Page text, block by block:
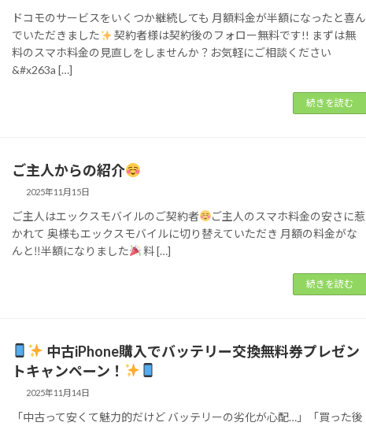
ドコモのサービスをいくつか継続しても 月額料金が半額になったと喜ん
でいただきました
契約者様は契約後のフォロー無料です!! まずは無
料のスマホ料金の見直しをしませんか？お気軽にご相談ください
&#x263a […]
続きを読む
ご主人からの紹介
2025年11月15日
ご主人はエックスモバイルのご契約者
ご主人のスマホ料金の安さに惹
かれて 奥様もエックスモバイルに切り替えていただき 月額の料金がな
んと‼︎半額になりました
料 […]
続きを読む
中古iPhone購入でバッテリー交換無料券プレゼン
トキャンペーン！
2025年11月14日
「中古って安くて魅力的だけど バッテリーの劣化が心配…」「買った後